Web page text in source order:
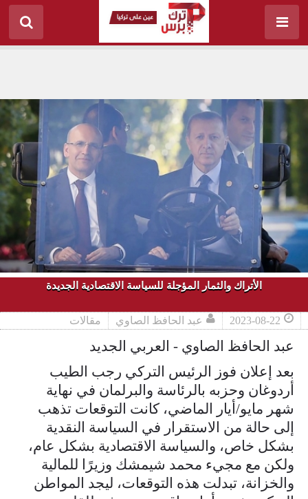
الأتراك والثمار المؤجلة للسياسة الاقتصادية الجديدة
2023-08-22 عبد الحافظ الصاوي مقالات
عبد الحافظ الصاوي - العربي الجديد
بعد إعلان فوز الرئيس التركي رجب الطيب
أردوغان وحزبه بالرئاسة والبرلمان في نهاية
شهر مايو/أيار الماضي، كانت التوقعات تذهب
إلى حالة من الاستقرار في السياسة النقدية
بشكل خاص، والسياسة الاقتصادية بشكل عام،
ولكن مع مجيء محمد شيمشك وزيرًا للمالية
والخزانة، تبدلت هذه التوقعات، ليجد المواطن